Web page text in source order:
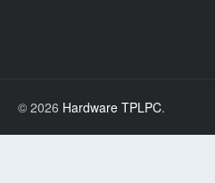
© 2026 Hardware TPLPC.